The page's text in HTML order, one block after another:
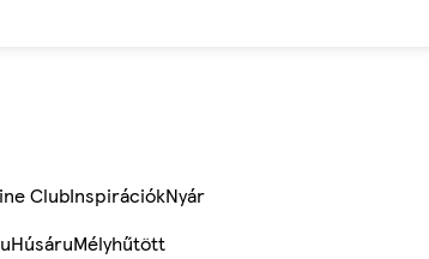
ClubInspirációkNyár
HúsáruMélyhűtött